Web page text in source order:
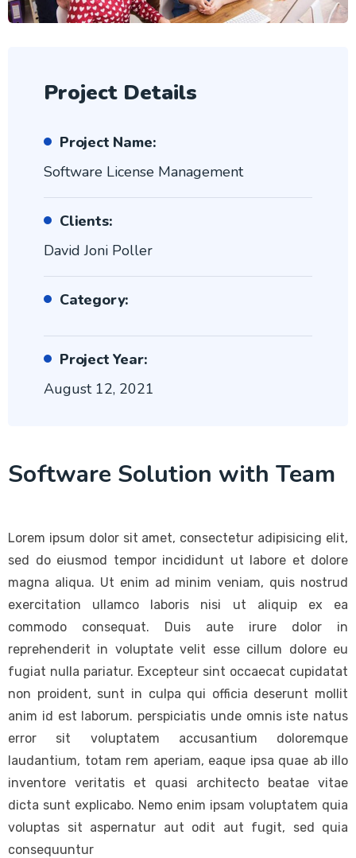
Project Details
Project Name:
Software License Management
Clients:
David Joni Poller
Category:
Project Year:
August 12, 2021
Software Solution with Team
Lorem ipsum dolor sit amet, consectetur adipisicing elit,
sed do eiusmod tempor incididunt ut labore et dolore
magna aliqua. Ut enim ad minim veniam, quis nostrud
exercitation ullamco laboris nisi ut aliquip ex ea
commodo consequat. Duis aute irure dolor in
reprehenderit in voluptate velit esse cillum dolore eu
fugiat nulla pariatur. Excepteur sint occaecat cupidatat
non proident, sunt in culpa qui officia deserunt mollit
anim id est laborum. perspiciatis unde omnis iste natus
error sit voluptatem accusantium doloremque
laudantium, totam rem aperiam, eaque ipsa quae ab illo
inventore veritatis et quasi architecto beatae vitae
dicta sunt explicabo. Nemo enim ipsam voluptatem quia
voluptas sit aspernatur aut odit aut fugit, sed quia
consequuntur